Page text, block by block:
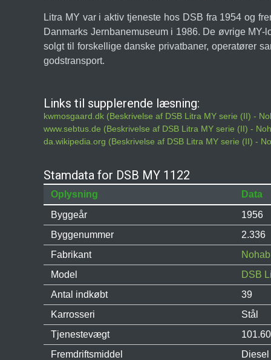
Litra MY var i aktiv tjeneste hos DSB fra 1954 og
Danmarks Jernbanemuseum i 1986. De øvrige
solgt til forskellige danske privatbaner, operatører
godstransport.
Links til supplerende læsning:
kwmosgaard.dk (Beskrivelse af DSB Litra MY serie (II) -
www.sebtus.de (Beskrivelse af DSB Litra MY serie (II) -
da.wikipedia.org (Beskrivelse af DSB Litra MY serie (II) -
Stamdata for DSB MY 1122
Oplysning
Data
Byggeår
1956
Byggenummer
2.336
Fabrikant
Nohab
Model
DSB
Antal indkøbt
39
Karrosseri
Stål
Tjenestevægt
Fremdriftsmiddel
Diesel